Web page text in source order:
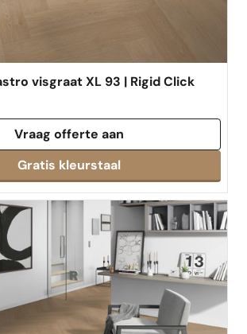
visgraat XL 93 | Rigid Click
Vraag offerte aan